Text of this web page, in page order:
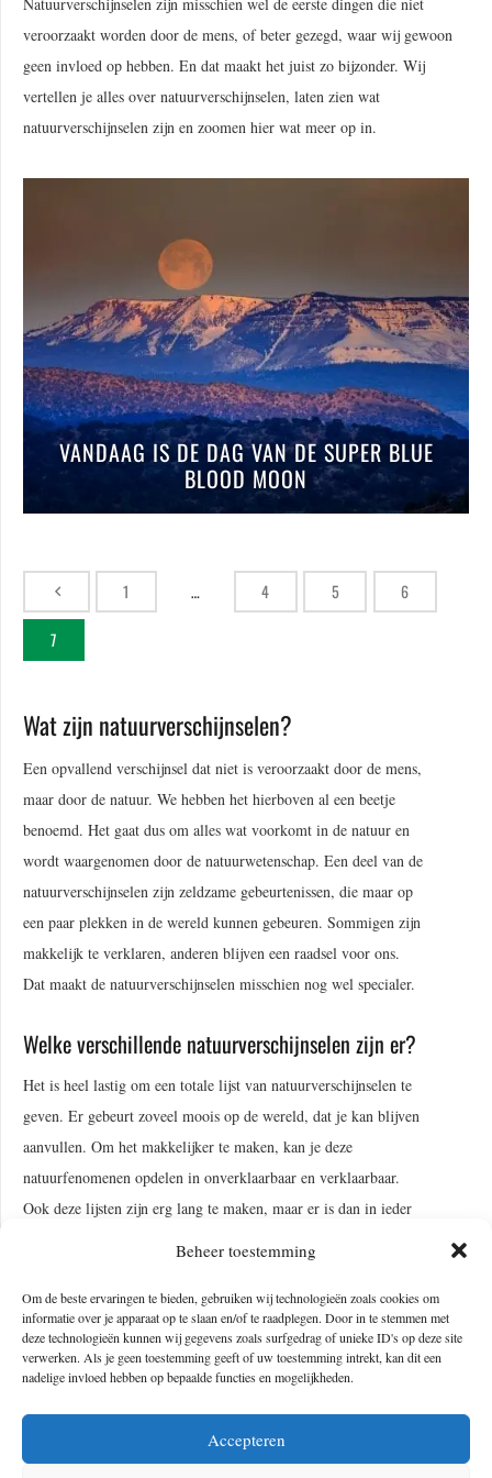
Beheer toestemming
Om de beste ervaringen te bieden, gebruiken wij technologieën zoals cookies om
informatie over je apparaat op te slaan en/of te raadplegen. Door in te stemmen met
deze technologieën kunnen wij gegevens zoals surfgedrag of unieke ID's op deze site
verwerken. Als je geen toestemming geeft of uw toestemming intrekt, kan dit een
nadelige invloed hebben op bepaalde functies en mogelijkheden.
Accepteren
Natuurverschijnselen zijn misschien wel de eerste dingen die niet
veroorzaakt worden door de mens, of beter gezegd, waar wij gewoon
geen invloed op hebben. En dat maakt het juist zo bijzonder. Wij
vertellen je alles over natuurverschijnselen, laten zien wat
natuurverschijnselen zijn en zoomen hier wat meer op in.
VANDAAG IS DE DAG VAN DE SUPER BLUE
BLOOD MOON
1 … 4 5 6
7
Wat zijn natuurverschijnselen?
Een opvallend verschijnsel dat niet is veroorzaakt door de mens,
maar door de natuur. We hebben het hierboven al een beetje
benoemd. Het gaat dus om alles wat voorkomt in de natuur en
wordt waargenomen door de natuurwetenschap. Een deel van de
natuurverschijnselen zijn zeldzame gebeurtenissen, die maar op
een paar plekken in de wereld kunnen gebeuren. Sommigen zijn
makkelijk te verklaren, anderen blijven een raadsel voor ons.
Dat maakt de natuurverschijnselen misschien nog wel specialer.
Welke verschillende natuurverschijnselen zijn er?
Het is heel lastig om een totale lijst van natuurverschijnselen te
geven. Er gebeurt zoveel moois op de wereld, dat je kan blijven
aanvullen. Om het makkelijker te maken, kan je deze
natuurfenomenen opdelen in onverklaarbaar en verklaarbaar.
Ook deze lijsten zijn erg lang te maken, maar er is dan in ieder
natuurverschijnselen behoren. Hier hebben wij ook geen invloed
op. Ze komen wat vaker voor dan bijvoorbeeld een
vulkaanuitbarsting, maar worden door de natuur veroorzaakt.
Verklaarbare fenomenen
Verklaarbare natuurverschijnselen zijn de verschijnselen die te